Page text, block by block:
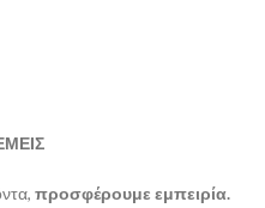
προσφέρουμε εμπειρία.